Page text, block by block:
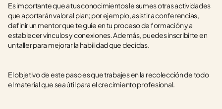
Es importante que a tus conocimientos le sumes otras actividades
que aportarán valor al plan; por ejemplo, asistir a conferencias,
definir un mentor que te guíe en tu proceso de formación y a
establecer vínculos y conexiones. Además, puedes inscribirte en
un taller para mejorar la habilidad que decidas.
El objetivo de este paso es que trabajes en la recolección de todo
el material que sea útil para el crecimiento profesional.